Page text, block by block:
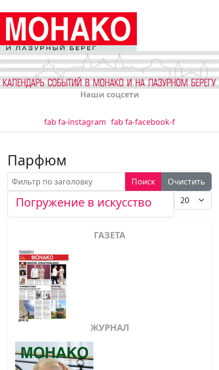
Наши соцсети
fab fa-instagram fab fa-facebook-f
Парфюм
Фильтр по заголовку Поиск
Очистить
Кол-во
Погружение в искусство
ГАЗЕТА
ЖУРНАЛ